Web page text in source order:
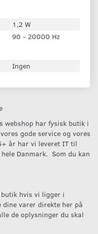
1,2 W
90 - 20000 Hz
Ingen
webshop har fysisk butik i
gode service og vores
år har vi leveret IT til
Danmark. Som du kan
hvis vi ligger i
varer direkte her på
de oplysninger du skal